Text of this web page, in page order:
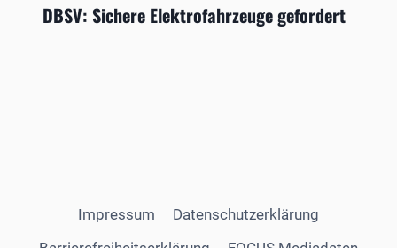
DBSV: Sichere Elektrofahrzeuge gefordert
Impressum
Datenschutzerklärung